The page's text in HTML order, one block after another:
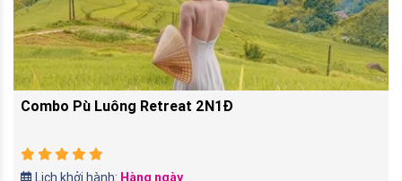
Combo Pù Luông Retreat 2N1Đ
Lịch khởi hành: Hàng ngày